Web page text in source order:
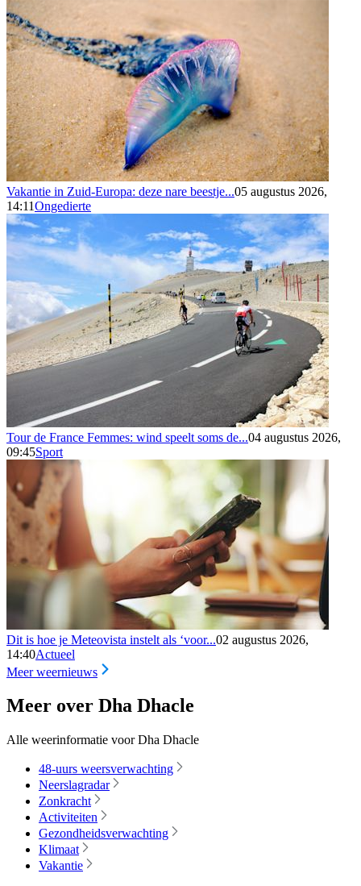
Vakantie in Zuid-Europa: deze nare beestje...05 augustus 2026,
14:11Ongedierte
Tour de France Femmes: wind speelt soms de...04 augustus 2026,
09:45Sport
Dit is hoe je Meteovista instelt als ‘voor...02 augustus 2026,
14:40Actueel
Meer weernieuws
Meer over Dha Dhacle
Alle weerinformatie voor Dha Dhacle
48-uurs weersverwachting
Neerslagradar
Zonkracht
Activiteiten
Gezondheidsverwachting
Klimaat
Vakantie